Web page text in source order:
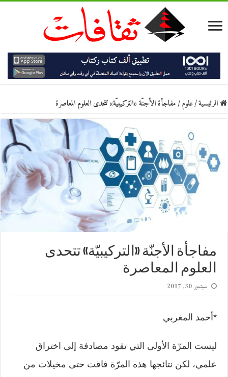
الرئيسية/علوم/مفاجأة الأجنّة «التركيبيّة» تتحدى العلوم المعاصرة
مفاجأة الأجنّة «التركيبيّة» تتحدى
العلوم المعاصرة
سبتمبر 30, 2017
*أحمد المغربي
ليست المرّة الأولى التي تقود مصادفة إلى اختراق
علمي، لكن نتائجها هذه المرّة فاقت حتى مخيلات من